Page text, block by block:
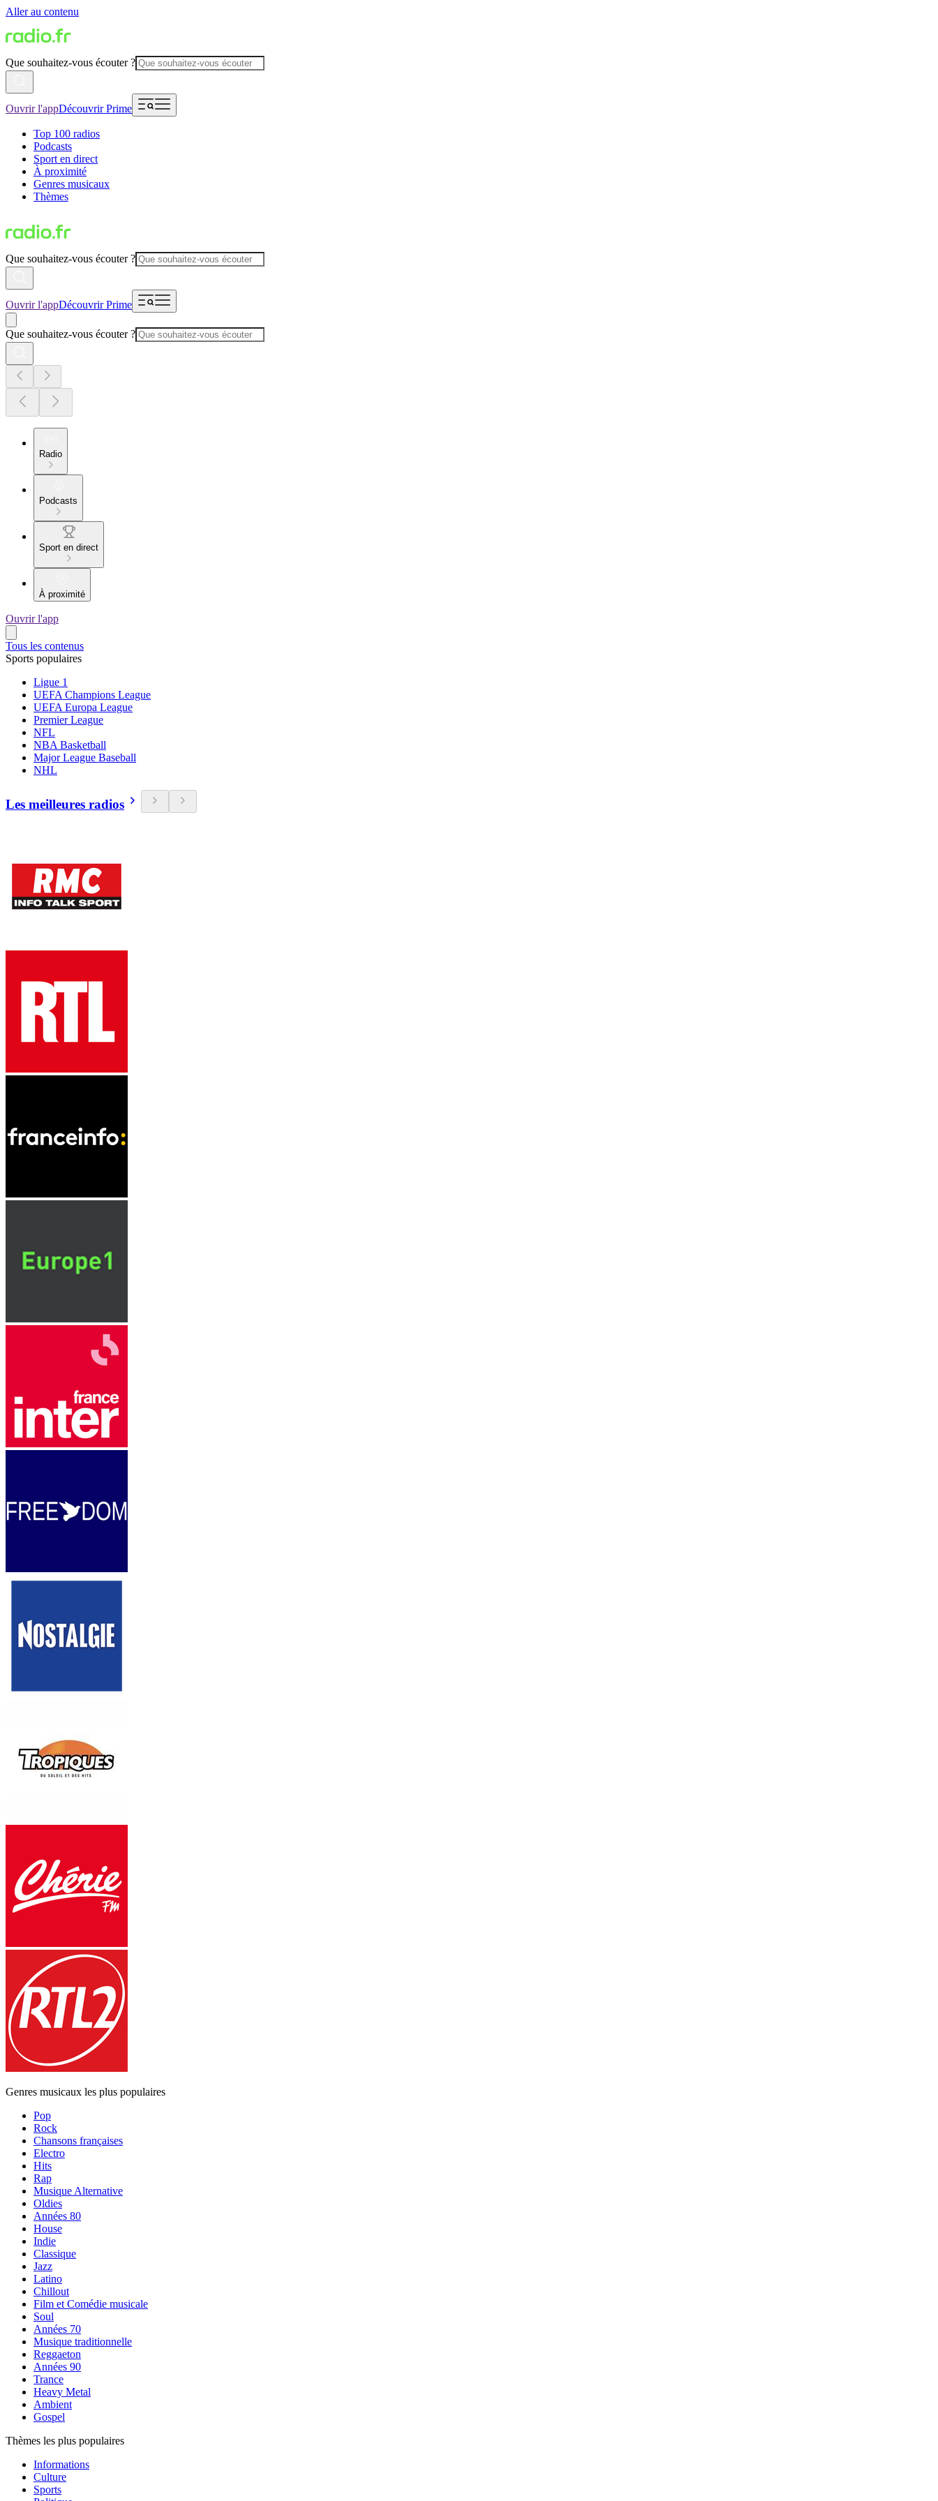
Aller au contenu
Que souhaitez-vous écouter ?
Ouvrir l'appDécouvrir Prime
Top 100 radios
Podcasts
Sport en direct
À proximité
Genres musicaux
Thèmes
Que souhaitez-vous écouter ?
Ouvrir l'appDécouvrir Prime
Que souhaitez-vous écouter ?
Radio
Podcasts
Sport en direct
À proximité
Ouvrir l'app
Tous les contenus
Sports populaires
Ligue 1
UEFA Champions League
UEFA Europa League
Premier League
NFL
NBA Basketball
Major League Baseball
NHL
Les meilleures radios
Genres musicaux les plus populaires
Pop
Rock
Chansons françaises
Electro
Hits
Rap
Musique Alternative
Oldies
Années 80
House
Indie
Classique
Jazz
Latino
Chillout
Film et Comédie musicale
Soul
Années 70
Musique traditionnelle
Reggaeton
Années 90
Trance
Heavy Metal
Ambient
Gospel
Thèmes les plus populaires
Informations
Culture
Sports